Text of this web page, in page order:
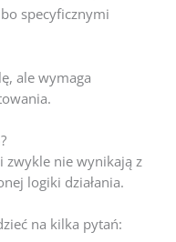
specyficznymi
ale wymaga
zwykle nie wynikają z
logiki działania.
na kilka pytań: